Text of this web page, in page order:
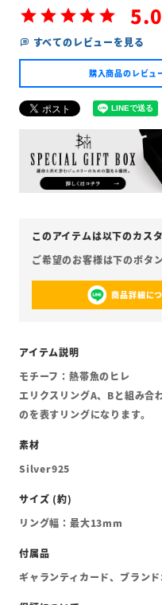
すべてのレビューを見る
購入商品のレビュ
商品詳細に
モチーフ：熱帯魚のヒレ
エリクスリングA、Bと組み合
のを表すリングになります。
Silver925
リング幅：最大13mm
ギャランティカード、ブラン